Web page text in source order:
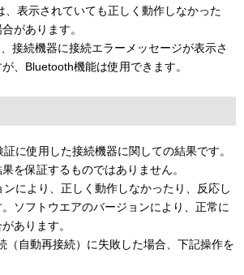
、表示されていても正しく動作しなかった
があります。
続機器に接続エラーメッセージが表示さ
、Bluetooth機能は使用できます。
に使用した接続機器に関しての結果です。
を保証するものではありません。
により、正しく動作しなかったり、反応し
ソフトウエアのバージョンにより、正常に
あります。
（自動再接続）に失敗した場合、下記操作を